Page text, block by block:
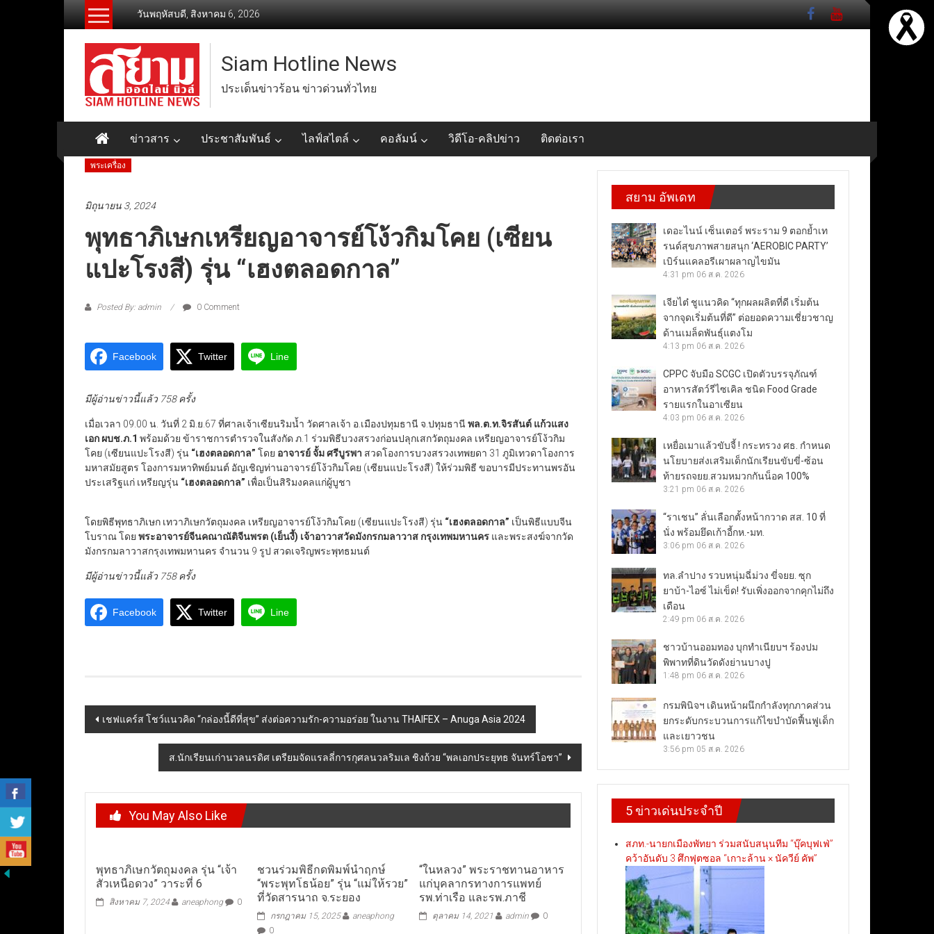
วันพฤหัสบดี, สิงหาคม 6, 2026
Siam Hotline News
ประเด็นข่าวร้อน ข่าวด่วนทั่วไทย
ข่าวสาร ประชาสัมพันธ์ ไลฟ์สไตล์ คอลัมน์ วิดีโอ-คลิปข่าว ติดต่อเรา
พระเครื่อง
มิถุนายน 3, 2024
พุทธาภิเษกเหรียญอาจารย์โง้วกิมโคย (เซียน
แปะโรงสี) รุ่น “เฮงตลอดกาล”
Posted By: admin 0 Comment
Facebook Twitter Line
มีผู้อ่านข่าวนี้แล้ว 758 ครั้ง
เมื่อเวลา 09.00 น. วันที่ 2 มิ.ย.67 ที่ศาลเจ้าเซียนริมน้ำ วัดศาลเจ้า อ.เมืองปทุมธานี จ.ปทุมธานีพล.ต.ท.จิรสันต์ แก้วแสง
เอก ผบช.ภ.1 พร้อมด้วย ข้าราชการตำรวจในสังกัด ภ.1 ร่วมพิธีบวงสรวงก่อนปลุกเสกวัตถุมงคล เหรียญอาจารย์โง้วกิม
โคย (เซียนแปะโรงสี) รุ่น “เฮงตลอดกาล” โดย อาจารย์ จั้ม ศรีบูรพา สวดโองการบวงสรวงเทพยดา 31 ภูมิเทวดาโองการ
มหาสมัยสูตร โองการมหาทิพย์มนต์ อัญเชิญท่านอาจารย์โง้วกิมโคย (เซียนแปะโรงสี) ให้ร่วมพิธี ขอบารมีประทานพรอัน
ประเสริฐแก่ เหรียญรุ่น “เฮงตลอดกาล” เพื่อเป็นสิริมงคลแก่ผู้บูชา
โดยพิธีพุทธาภิเษก เทวาภิเษกวัตถุมงคล เหรียญอาจารย์โง้วกิมโคย (เซียนแปะโรงสี) รุ่น “เฮงตลอดกาล” เป็นพิธีแบบจีน
โบราณ โดย พระอาจารย์จีนคณาณัติจีนพรต (เย็นงี้) เจ้าอาวาสวัดมังกรกมลาวาส กรุงเทพมหานคร และพระสงฆ์จากวัด
มังกรกมลาวาสกรุงเทพมหานคร จำนวน 9 รูป สวดเจริญพระพุทธมนต์
มีผู้อ่านข่าวนี้แล้ว 758 ครั้ง
Facebook Twitter Line
Post
navigation
เชฟแคร์ส โชว์แนวคิด “กล่องนี้ดีที่สุข” ส่งต่อความรัก-ความอร่อย ในงาน THAIFEX – Anuga Asia 2024
ส.นักเรียนเก่านวลนรดิศ เตรียมจัดแรลลี่การกุศลนวลริมเล ชิงถ้วย “พลเอกประยุทธ จันทร์โอชา”
You May Also Like
พุทธาภิเษกวัตถุมงคล รุ่น “เจ้า
สัวเหนือดวง” วาระที่ 6
สิงหาคม 7, 2024 aneaphong 0
ชวนร่วมพิธีกดพิมพ์นำฤกษ์​
“พระพุทโธน้อย” รุ่น “แม่ให้รวย”
​ที่วัดสารนาถ​ จ.ระยอง​
กรกฎาคม 15, 2025
aneaphong
0
“ในหลวง” พระราชทานอาหาร
แก่บุคลากรทางการแพทย์
รพ.ท่าเรือ และรพ.ภาชี
ตุลาคม 14, 2021 admin 0
สยาม อัพเดท
เดอะไนน์ เซ็นเตอร์ พระราม 9 ตอกย้ำเท
รนด์สุขภาพสายสนุก ‘AEROBIC PARTY’
เบิร์นแคลอรีเผาผลาญไขมัน
4:31 pm 06 ส.ค. 2026
เจียไต๋ ชูแนวคิด “ทุกผลผลิตที่ดี เริ่มต้น
จากจุดเริ่มต้นที่ดี” ต่อยอดความเชี่ยวชาญ
ด้านเมล็ดพันธุ์แตงโม
4:13 pm 06 ส.ค. 2026
CPPC จับมือ SCGC เปิดตัวบรรจุภัณฑ์
อาหารสัตว์รีไซเคิล ชนิด Food Grade
รายแรกในอาเซียน
4:03 pm 06 ส.ค. 2026
เหยื่อเมาแล้วขับจี้ ! กระทรวง ศธ. กำหนด
นโยบายส่งเสริมเด็กนักเรียนขับขี่-ซ้อน
ท้ายรถจยย.สวมหมวกกันน็อค 100%
3:21 pm 06 ส.ค. 2026
“ราเชน” ลั่นเลือกตั้งหน้ากวาด สส. 10 ที่
นั่ง พร้อมยึดเก้าอี้กห.-มท.
3:06 pm 06 ส.ค. 2026
ทล.ลำปาง รวบหนุ่มฉี่ม่วง ขี่จยย. ซุก
ยาบ้า-ไอซ์ ไม่เข็ด! รับเพิ่งออกจากคุกไม่ถึง
เดือน
2:49 pm 06 ส.ค. 2026
ชาวบ้านออมทอง บุกทำเนียบฯ ร้องปม
พิพาทที่ดินวัดดังย่านบางปู
1:48 pm 06 ส.ค. 2026
กรมพินิจฯ เดินหน้าผนึกกำลังทุกภาคส่วน
ยกระดับกระบวนการแก้ไขบำบัดฟื้นฟูเด็ก
และเยาวชน
3:56 pm 05 ส.ค. 2026
5 ข่าวเด่นประจำปี
สภท.-นายกเมืองพัทยา ร่วมสนับสนุนทีม “บุ๊คบุฟเฟ่”
คว้าอันดับ 3 ศึกฟุตซอล “เกาะล้าน × นัควีย์ คัพ”